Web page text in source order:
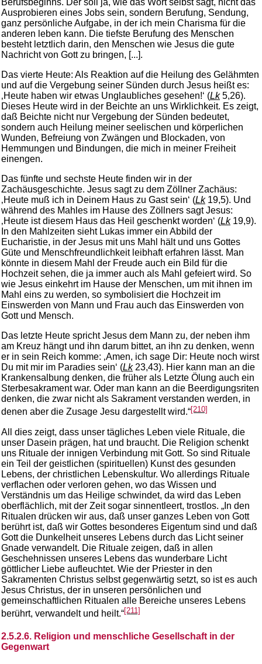
Berufsbeginns. Der soll ja, wie das Wort selbst sagt, nicht das
Ausprobieren eines Jobs sein, sondern Berufung, Sendung,
ganz persönliche Aufgabe, in der ich mein Charisma für die
anderen leben kann. Die tiefste Berufung des Menschen
besteht letztlich darin, den Menschen wie Jesus die gute
Nachricht von Gott zu bringen, [...].
Das vierte Heute: Als Reaktion auf die Heilung des Gelähmten
und auf die Vergebung seiner Sünden durch Jesus heißt es:
‚Heute haben wir etwas Unglaubliches gesehen!‘ (Lk5,26).
Dieses Heute wird in der Beichte an uns Wirklichkeit. Es zeigt,
daß Beichte nicht nur Vergebung der Sünden bedeutet,
sondern auch Heilung meiner seelischen und körperlichen
Wunden, Befreiung von Zwängen und Blockaden, von
Hemmungen und Bindungen, die mich in meiner Freiheit
einengen.
Das fünfte und sechste Heute finden wir in der
Zachäusgeschichte. Jesus sagt zu dem Zöllner Zachäus:
‚Heute muß ich in Deinem Haus zu Gast sein‘ (Lk19,5). Und
während des Mahles im Hause des Zöllners sagt Jesus:
‚Heute ist diesem Haus das Heil geschenkt worden‘ (Lk19,9).
In den Mahlzeiten sieht Lukas immer ein Abbild der
Eucharistie, in der Jesus mit uns Mahl hält und uns Gottes
Güte und Menschfreundlichkeit leibhaft erfahren lässt. Man
könnte in diesem Mahl der Freude auch ein Bild für die
Hochzeit sehen, die ja immer auch als Mahl gefeiert wird. So
wie Jesus einkehrt im Hause der Menschen, um mit ihnen im
Mahl eins zu werden, so symbolisiert die Hochzeit im
Einswerden von Mann und Frau auch das Einswerden von
Gott und Mensch.
Das letzte Heute spricht Jesus dem Mann zu, der neben ihm
am Kreuz hängt und ihn darum bittet, an ihn zu denken, wenn
er in sein Reich komme: ‚Amen, ich sage Dir: Heute noch wirst
Du mit mir im Paradies sein‘ (Lk23,43). Hier kann man an die
Krankensalbung denken, die früher als Letzte Ölung auch ein
Sterbesakrament war. Oder man kann an die Beerdigungsriten
denken, die zwar nicht als Sakrament verstanden werden, in
denen aber die Zusage Jesu dargestellt wird.“[210]
All dies zeigt, dass unser tägliches Leben viele Rituale, die
unser Dasein prägen, hat und braucht. Die Religion schenkt
uns Rituale der innigen Verbindung mit Gott. So sind Rituale
ein Teil der geistlichen (spirituellen) Kunst des gesunden
Lebens, der christlichen Lebenskultur. Wo allerdings Rituale
verflachen oder verloren gehen, wo das Wissen und
Verständnis um das Heilige schwindet, da wird das Leben
oberflächlich, mit der Zeit sogar sinnentleert, trostlos. „In den
Ritualen drücken wir aus, daß unser ganzes Leben von Gott
berührt ist, daß wir Gottes besonderes Eigentum sind und daß
Gott die Dunkelheit unseres Lebens durch das Licht seiner
Gnade verwandelt. Die Rituale zeigen, daß in allen
Geschehnissen unseres Lebens das wunderbare Licht
göttlicher Liebe aufleuchtet. Wie der Priester in den
Sakramenten Christus selbst gegenwärtig setzt, so ist es auch
Jesus Christus, der in unseren persönlichen und
gemeinschaftlichen Ritualen alle Bereiche unseres Lebens
berührt, verwandelt und heilt.“[211]
2.5.2.6. Religion und menschliche Gesellschaft in der
Gegenwart